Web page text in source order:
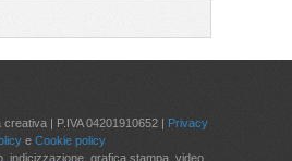
| P.IVA 04201910652 |
Privacy
e Cookie policy
indicizzazione, grafica stampa, video